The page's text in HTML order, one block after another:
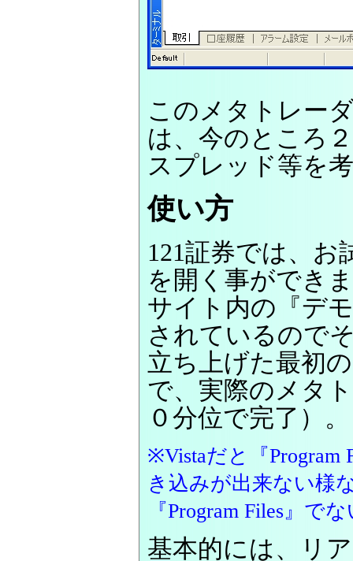
このメタトレー
は、今のところ
スプレッド等を
使い方
121証券では、お
を開く事ができ
サイト内の『デ
されているので
立ち上げた最初
で、実際のメタ
０分位で完了）。
※Vistaだと『
き込みが出来ない様
『Program Files』
基本的には、リ